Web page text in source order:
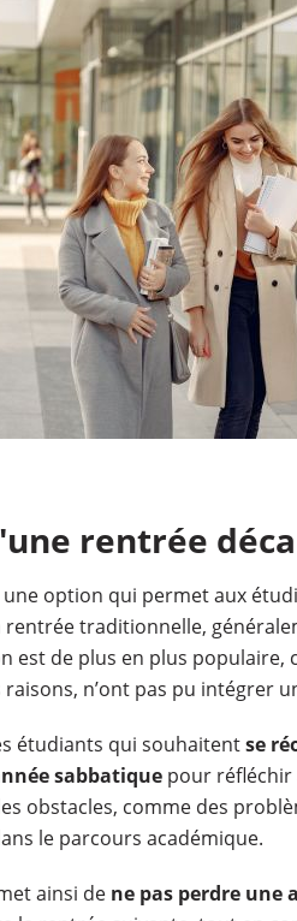
rentrée
option qui permet aux
traditionnelle,
est de plus en plus
n’ont pas pu intégrer
étudiants qui souhaitentse
sabbatiquepour réfléchir
obstacles, comme des
le parcours académique.
ainsi de ne pas perdre une